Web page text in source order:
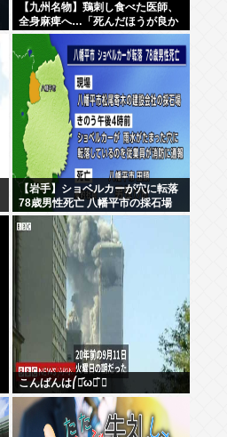
【九州名物】鶏刺し食べた医師、
全身麻痺へ…「死んだほうが良か
った」
【岩手】ショベルカーが穴に転落
78歳男性死亡 八幡平市の採石場
こんばんは⎛・᷄ω・᷅ ⎞